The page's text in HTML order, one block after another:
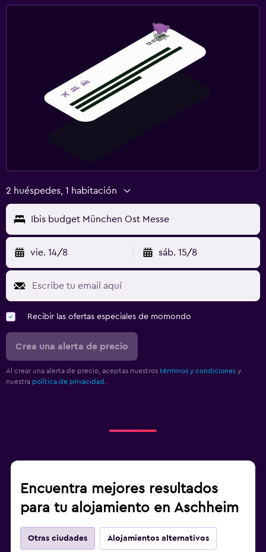
2 huéspedes, 1 habitación
Ibis budget München Ost Messe
vie. 14/8 sáb. 15/8
Recibir las ofertas especiales de momondo
Crea una alerta de precio
Al crear una alerta de precio, aceptas nuestros términos y condiciones y
nuestra política de privacidad.
Encuentra mejores resultados
para tu alojamiento en Aschheim
Otras ciudades Alojamientos alternativos